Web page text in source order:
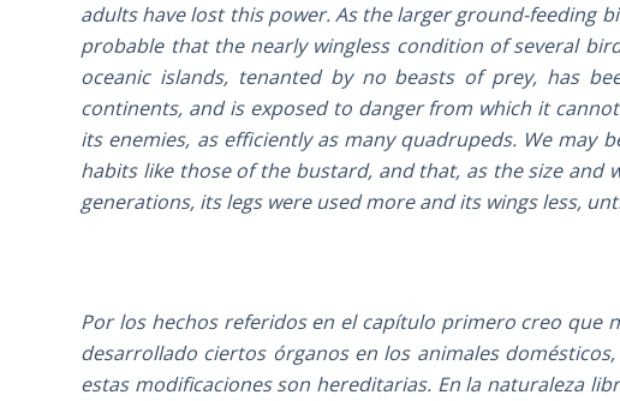
adults have lost this power. As the larger ground-feeding
probable that the nearly wingless condition of several
oceanic islands, tenanted by no beasts of prey, has
continents, and is exposed to danger from which it
its enemies, as efficiently as many quadrupeds. We
habits like those of the bustard, and that, as the size and
generations, its legs were used more and its wings less,
Por los hechos referidos en el capítulo primero creo que
desarrollado ciertos órganos en los animales
estas modificaciones son hereditarias. En la naturaleza